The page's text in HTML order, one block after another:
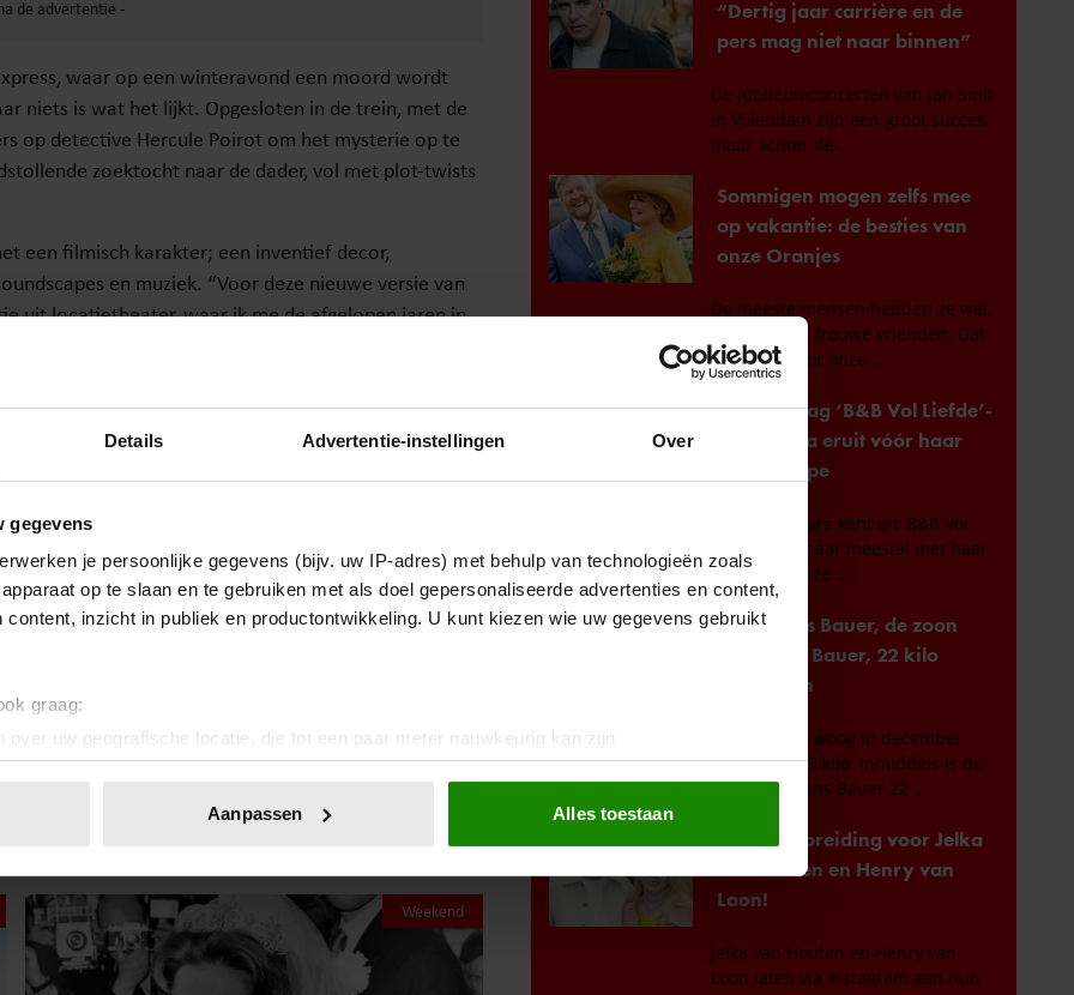
Details Advertentie-instellingen Over
gegevens
je persoonlijke gegevens (bijv. uw IP-adres) met behulp van technologieën zoals
op te slaan en te gebruiken met als doel gepersonaliseerde advertenties en content,
content, inzicht in publiek en productontwikkeling. U kunt kiezen wie uw gegevens gebruikt
graag:
over uw geografische locatie, die tot een paar meter nauwkeurig kan zijn
door het actief te scannen op specifieke eigenschappen (fingerprinting)
of intrekken in de Cookieverklaring.
en advertenties te personaliseren, om functies voor social media te bieden en om ons
Ook delen we informatie over uw gebruik van onze site met onze partners voor social
Deze partners kunnen deze gegevens combineren met andere informatie die u aan ze heeft
op basis van uw gebruik van hun services. U gaat akkoord met onze cookies als u
Aanpassen Alles toestaan
waar op een winteravond een moord wordt
niets is wat het lijkt. Opgesloten in de trein, met de
op detective Hercule Poirot om het mysterie op te
zoektocht naar de dader, vol met plot-twists
een filmisch karakter; een inventief decor,
en muziek. “Voor deze nieuwe versie van
uit locatietheater, waar ik me de afgelopen jaren in
te brengen en het theater, het gebouw zelf, als
echt mee op reis met de Orient Express. Kortom,
productie. Maar een uitdaging waar ik heilig in
te zien in theaters door heel Nederland. De
Weekend